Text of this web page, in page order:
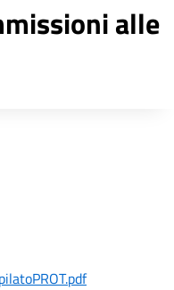
alle